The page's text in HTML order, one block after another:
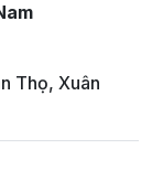
Thọ, Xuân